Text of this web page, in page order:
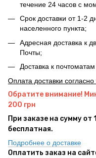
течение 24 часов с
Срок доставки от 1-2
населенного пункта;
Адресная доставка к
Почты;
Доставка к
Оплата доставки
Обратите внимание!
200 грн
При заказе на сумму от
бесплатная.
Подробнее о доставке
Оплатить заказ на